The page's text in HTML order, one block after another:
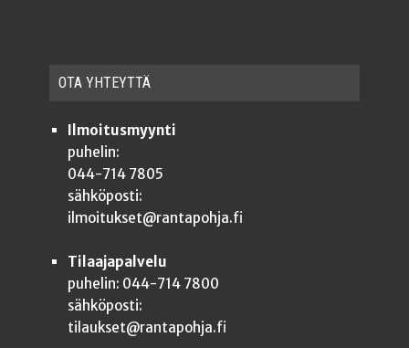
OTA YHTEYT­TÄ
Ilmoitusmyynti
puhelin:
044-714 7805
sähköposti:
ilmoitukset@rantapohja.fi
Tilaajapalvelu
puhelin: 044-714 7800
sähköposti:
tilaukset@rantapohja.fi